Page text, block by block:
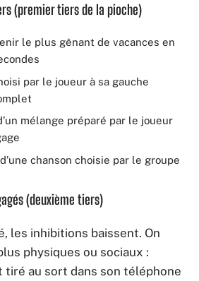
(premier tiers de la pioche)
le plus gênant de vacances en
par le joueur à sa gauche
mélange préparé par le joueur
chanson choisie par le groupe
(deuxième tiers)
les inhibitions baissent. On
physiques ou sociaux :
tiré au sort dans son téléphone